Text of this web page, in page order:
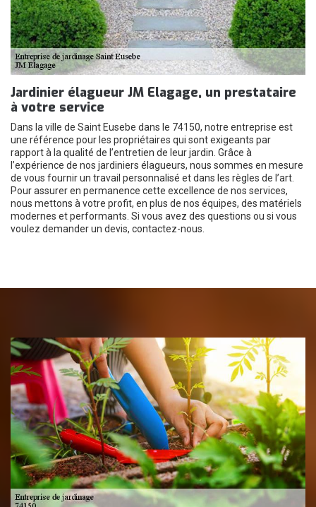
Jardinier élagueur JM Elagage, un prestataire
à votre service
Dans la ville de Saint Eusebe dans le 74150, notre entreprise est
une référence pour les propriétaires qui sont exigeants par
rapport à la qualité de l’entretien de leur jardin. Grâce à
l’expérience de nos jardiniers élagueurs, nous sommes en mesure
de vous fournir un travail personnalisé et dans les règles de l’art.
Pour assurer en permanence cette excellence de nos services,
nous mettons à votre profit, en plus de nos équipes, des matériels
modernes et performants. Si vous avez des questions ou si vous
voulez demander un devis, contactez-nous.